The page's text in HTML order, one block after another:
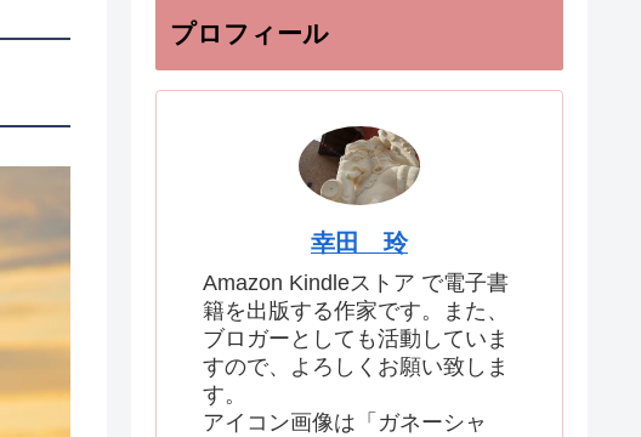
プロフィール
幸田 玲
Amazon Kindleストア で電子書
籍を出版する作家です。また、
ブロガーとしても活動していま
すので、よろしくお願い致しま
す。
アイコン画像は「ガネーシャ